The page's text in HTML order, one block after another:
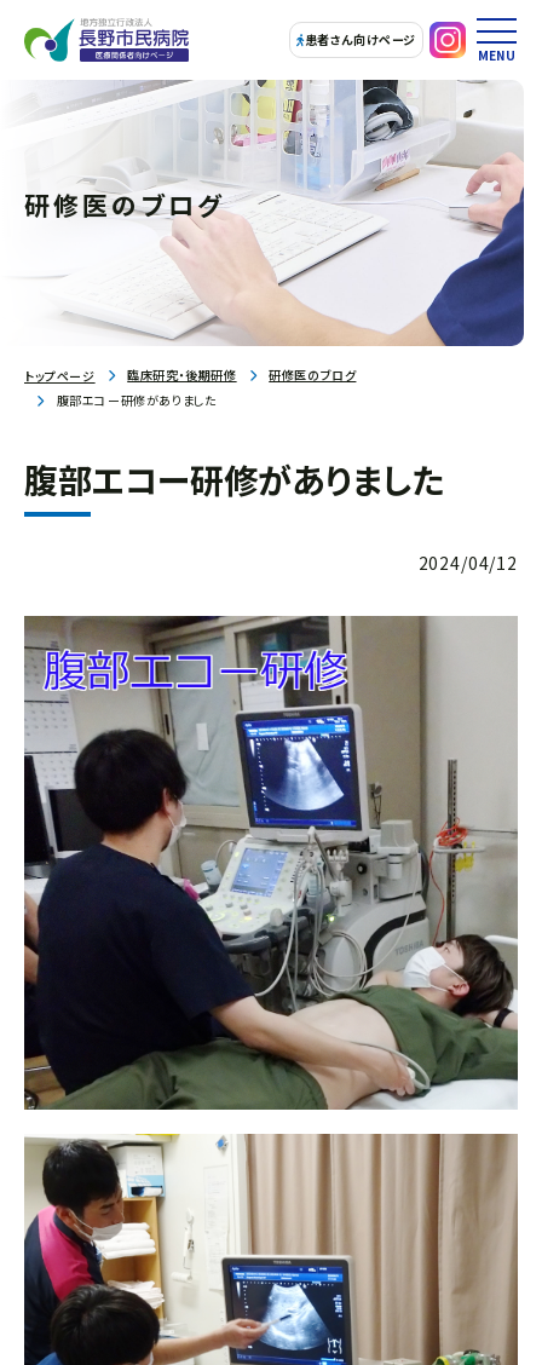
患者さん向けページ
MENU
研修医のブログ
トップページ 臨床研究・後期研修
研修医のブログ
腹部エコー研修がありました
腹部エコー研修がありました
2024/04/12